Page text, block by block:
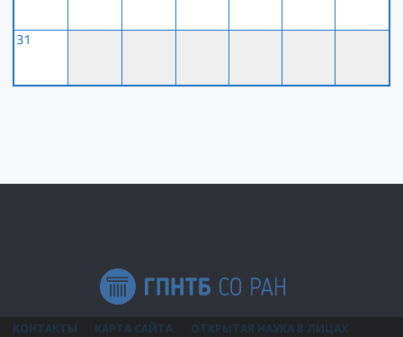
31
КОНТАКТЫ КАРТА САЙТА
ОТКРЫТАЯ НАУКА В ЛИЦАХ